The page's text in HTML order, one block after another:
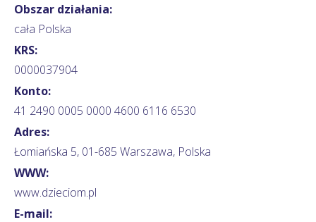
Obszar działania:
cała Polska
KRS:
0000037904
Konto:
41 2490 0005 0000 4600 6116 6530
Adres:
Łomiańska 5, 01-685 Warszawa, Polska
WWW:
www.dzieciom.pl
E-mail: